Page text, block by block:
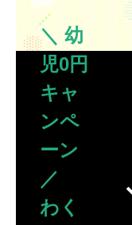
＼ 幼
児0円
キャ
ンペ
ーン
／
わく